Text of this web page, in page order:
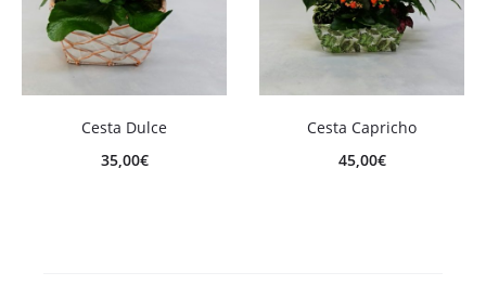
Cesta Dulce
35,00€
Cesta Capricho
45,00€